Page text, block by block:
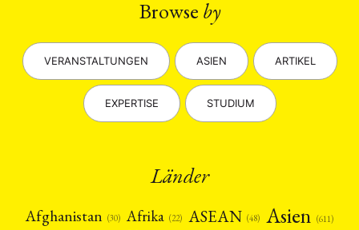
Browse by
VERANSTALTUNGEN ASIEN ARTIKEL
EXPERTISE STUDIUM
Länder
Afghanistan (30) Afrika (22) ASEAN (48) Asien (611)